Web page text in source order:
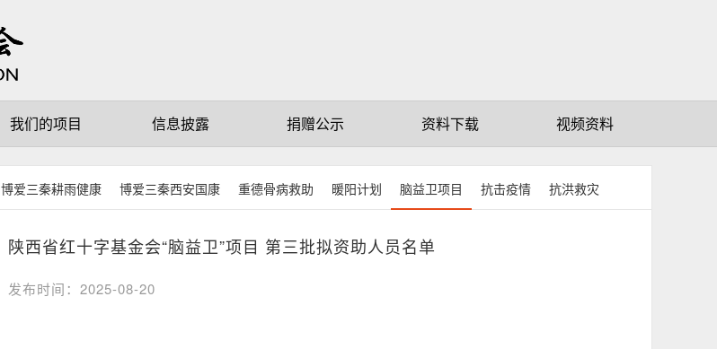
我们的项目 信息披露 捐赠公示 资料下载 视频资料
博爱三秦耕雨健康 博爱三秦西安国康 重德骨病救助 暖阳计划 脑益卫项目 抗击疫情 抗洪救灾
陕西省红十字基金会“脑益卫”项目 第三批拟资助人员名单
发布时间：2025-08-20